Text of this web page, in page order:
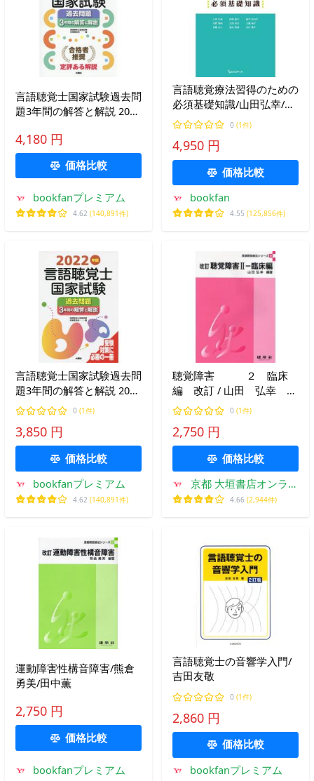
言語聴覚士国家試験過去問
題3年間の解答と解説 2027
対策委員会
4,180 円
価格比較
bookfanプレミアム
4.62 (140,891件)
言語聴覚療法習得のための
必須基礎知識/山田弘幸/阿
部晶子/飯干紀代子
0 (1件)
4,950 円
価格比較
bookfan
4.55 (125,856件)
言語聴覚士国家試験過去問
題3年間の解答と解説 2022
年版/言語聴覚士国家試験
対策委員会
0 (1件)
3,850 円
価格比較
bookfanプレミアム
4.62 (140,891件)
聴覚障害 ２ 臨床
編 改訂 / 山田 弘幸 編
著
0 (1件)
2,750 円
価格比較
京都 大垣書店オンライ
ン
4.66 (2,944件)
運動障害性構音障害/熊倉
勇美/田中薫
2,750 円
価格比較
bookfanプレミアム
言語聴覚士の音響学入門/
吉田友敬
0 (1件)
2,860 円
価格比較
bookfanプレミアム